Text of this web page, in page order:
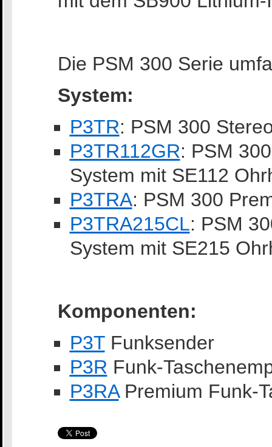
Die PSM 300 Serie
System:
P3TR: PSM 300
P3TR112GR: PSM
System mit SE112
P3TRA: PSM 300
P3TRA215CL: PSM
System mit SE215
Komponenten:
P3TFunksender
P3R Funk-
P3RAPremium Funk-